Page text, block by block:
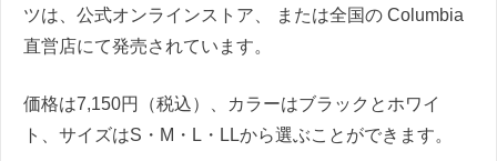
ツは、公式オンラインストア、 または全国の Columbia
直営店にて発売されています。
価格は7,150円（税込）、カラーはブラックとホワイ
ト、サイズはS・M・L・LLから選ぶことができます。